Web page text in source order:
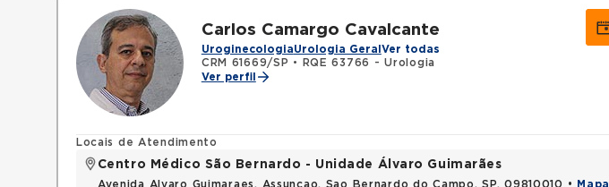
Carlos Camargo Cavalcante
UroginecologiaUrologia Geral Ver todas
CRM 61669/SP •
RQE 63766 - Urologia
Ver perfil
Locais de Atendimento
Centro Médico São Bernardo - Unidade Álvaro Guimarães
Avenida Alvaro Guimaraes, Assuncao, Sao Bernardo do Campo, SP, 09810010 • Mapa